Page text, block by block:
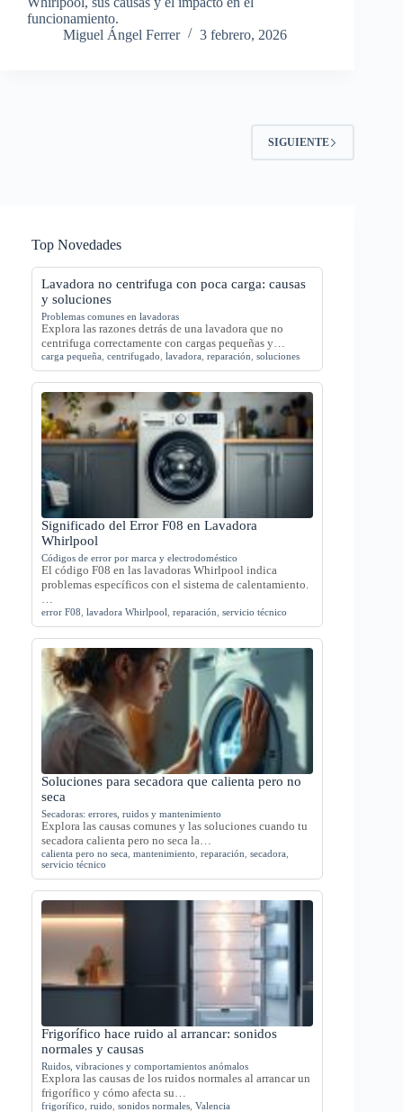
funcionamiento.
Miguel Ángel Ferrer
3 febrero, 2026
SIGUIENTE
Top Novedades
Lavadora no centrifuga con poca carga: causas
y soluciones
Problemas comunes en lavadoras
Explora las razones detrás de una lavadora que no
centrifuga correctamente con cargas pequeñas y…
carga pequeña centrifugado lavadora reparación soluciones
Significado del Error F08 en Lavadora
Whirlpool
Códigos de error por marca y electrodoméstico
El código F08 en las lavadoras Whirlpool indica
problemas específicos con el sistema de calentamiento.
error F08 lavadora Whirlpool reparación servicio técnico
Soluciones para secadora que calienta pero no
seca
Secadoras: errores, ruidos y mantenimiento
Explora las causas comunes y las soluciones cuando tu
secadora calienta pero no seca la…
calienta pero no seca mantenimiento reparación secadora
servicio técnico
Frigorífico hace ruido al arrancar: sonidos
normales y causas
Ruidos, vibraciones y comportamientos anómalos
Explora las causas de los ruidos normales al arrancar un
frigorífico y cómo afecta su…
frigorífico ruido sonidos normales Valencia